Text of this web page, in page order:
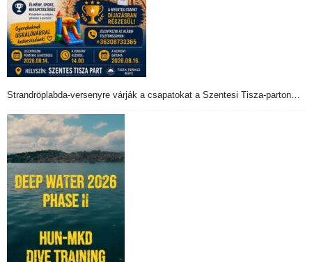
Strandröplabda-versenyre várják a csapatokat a Szentesi Tisza-parton…